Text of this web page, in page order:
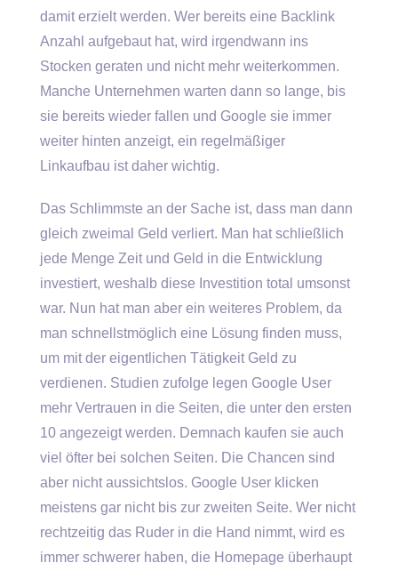
damit erzielt werden. Wer bereits eine Backlink
Anzahl aufgebaut hat, wird irgendwann ins
Stocken geraten und nicht mehr weiterkommen.
Manche Unternehmen warten dann so lange, bis
sie bereits wieder fallen und Google sie immer
weiter hinten anzeigt, ein regelmäßiger
Linkaufbau ist daher wichtig.
Das Schlimmste an der Sache ist, dass man dann
gleich zweimal Geld verliert. Man hat schließlich
jede Menge Zeit und Geld in die Entwicklung
investiert, weshalb diese Investition total umsonst
war. Nun hat man aber ein weiteres Problem, da
man schnellstmöglich eine Lösung finden muss,
um mit der eigentlichen Tätigkeit Geld zu
verdienen. Studien zufolge legen Google User
mehr Vertrauen in die Seiten, die unter den ersten
10 angezeigt werden. Demnach kaufen sie auch
viel öfter bei solchen Seiten. Die Chancen sind
aber nicht aussichtslos. Google User klicken
meistens gar nicht bis zur zweiten Seite. Wer nicht
rechtzeitig das Ruder in die Hand nimmt, wird es
immer schwerer haben, die Homepage überhaupt